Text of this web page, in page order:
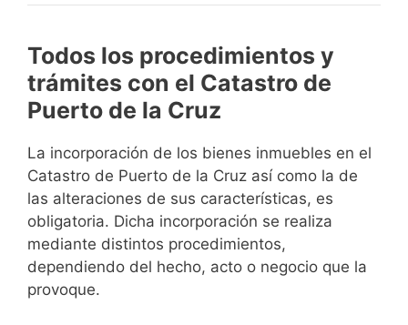
Todos los procedimientos y
trámites con el Catastro de
Puerto de la Cruz
La incorporación de los bienes inmuebles en el
Catastro de Puerto de la Cruz así como la de
las alteraciones de sus características, es
obligatoria. Dicha incorporación se realiza
mediante distintos procedimientos,
dependiendo del hecho, acto o negocio que la
provoque.